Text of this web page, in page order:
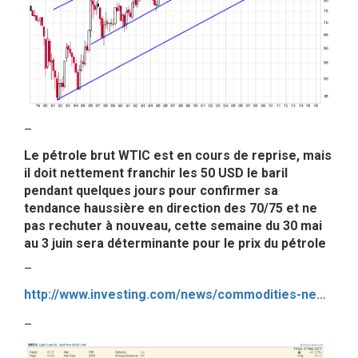
–
Le pétrole brut WTIC est en cours de reprise, mais
il doit nettement franchir les 50 USD le baril
pendant quelques jours pour confirmer sa
tendance haussière en direction des 70/75 et ne
pas rechuter à nouveau, cette semaine du 30 mai
au 3 juin sera déterminante pour le prix du pétrole
–
http://www.investing.com/news/commodities-news/crude-oil-futures—weekly-outlook:-may-30—june-3-405180
–